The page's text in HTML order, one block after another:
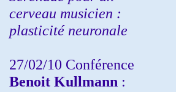
cerveau musicien :
plasticité neuronale
27/02/10 Conférence
Benoit Kullmann :